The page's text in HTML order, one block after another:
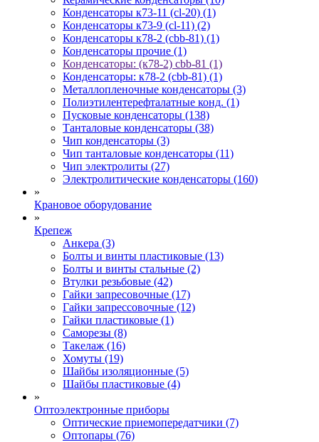
Конденсаторы к73-11 (cl-20) (1)
Конденсаторы к73-9 (cl-11) (2)
Конденсаторы к78-2 (cbb-81) (1)
Конденсаторы прочие (1)
Конденсаторы: (к78-2) cbb-81 (1)
Конденсаторы: к78-2 (cbb-81) (1)
Металлопленочные конденсаторы (3)
Полиэтилентерефталатные конд. (1)
Пусковые конденсаторы (138)
Танталовые конденсаторы (38)
Чип конденсаторы (3)
Чип танталовые конденсаторы (11)
Чип электролиты (27)
Электролитические конденсаторы (160)
»
Крановое оборудование
»
Крепеж
Анкера (3)
Болты и винты пластиковые (13)
Болты и винты стальные (2)
Втулки резьбовые (42)
Гайки запресовочные (17)
Гайки запрессовочные (12)
Гайки пластиковые (1)
Саморезы (8)
Такелаж (16)
Хомуты (19)
Шайбы изоляционные (5)
Шайбы пластиковые (4)
»
Оптоэлектронные приборы
Оптические приемопередатчики (7)
Оптопары (76)